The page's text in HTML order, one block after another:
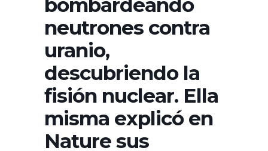
bombardeando
neutrones contra
uranio,
descubriendo la
fisión nuclear. Ella
misma explicó en
Nature sus